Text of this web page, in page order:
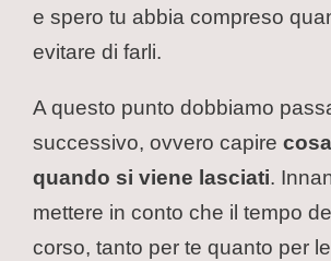
e spero tu abbia compreso
evitare di farli.
A questo punto dobbiamo
successivo, ovvero capire
quando si viene lasciati.
mettere in conto che il tempo
corso, tanto per te quanto per